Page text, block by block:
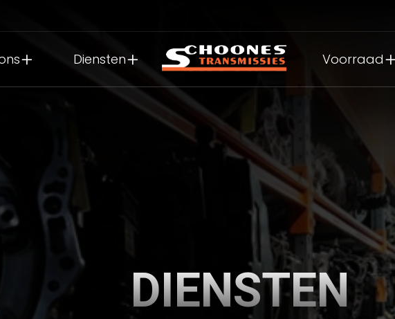
Diensten Voorraad
DIENSTEN